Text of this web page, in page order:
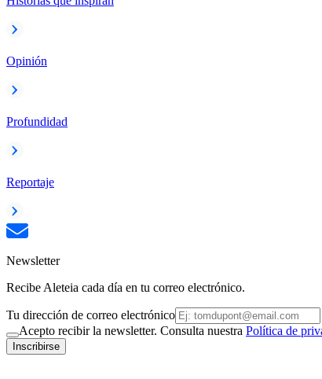
Opinión
Profundidad
Reportaje
Newsletter
Recibe Aleteia cada día en tu correo electrónico.
Tu dirección de correo electrónico
Acepto recibir la newsletter. Consulta nuestra Política de
Inscribirse